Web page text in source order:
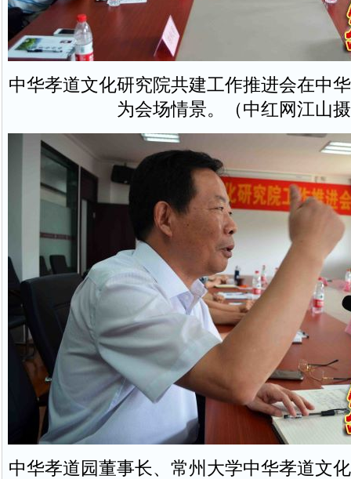
中华孝道文化研究院共建工作推进会在中
为会场情景。（中红网江山
中华孝道园董事长、常州大学中华孝道文